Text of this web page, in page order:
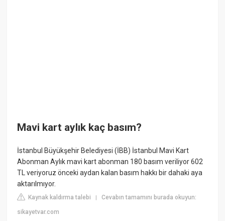
Mavi kart aylık kaç basım?
İstanbul Büyükşehir Belediyesi (İBB) İstanbul Mavi Kart
Abonman Aylık mavi kart abonman 180 basım veriliyor 602
TL veriyoruz önceki aydan kalan basım hakkı bir dahaki aya
aktarılmıyor.
Kaynak kaldırma talebi |Cevabın tamamını burada okuyun:
sikayetvar.com